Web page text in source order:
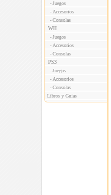
- Juegos
- Accesorios
- Consolas
WII
- Juegos
- Accesorios
- Consolas
PS3
- Juegos
- Accesorios
- Consolas
Libros y Guias